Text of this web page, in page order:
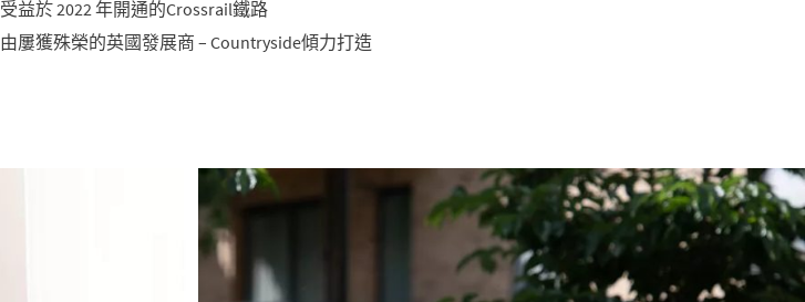
受益於 2022 年開通的Crossrail鐵路
由屢獲殊榮的英國發展商 – Countryside傾力打造
Next